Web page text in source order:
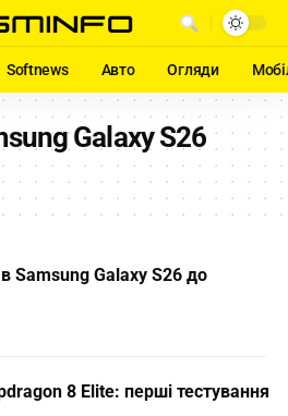
Softnews Авто Огляди
Galaxy S26
Samsung Galaxy S26 до
8 Elite: перші тестування